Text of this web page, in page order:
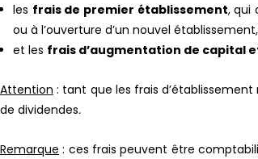
les frais de premier établissement, qui
ou à l’ouverture d’un nouvel établissement,
et les frais d’augmentation de capital
Attention : tant que les frais
de dividendes.
Remarque : ces frais peuvent être